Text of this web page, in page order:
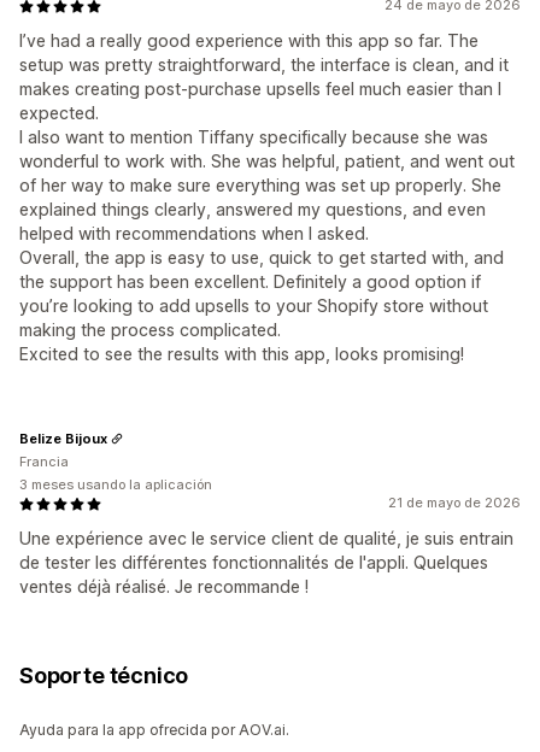
24 de mayo de 2026
I’ve had a really good experience with this app so far. The
setup was pretty straightforward, the interface is clean, and it
makes creating post-purchase upsells feel much easier than I
expected.
I also want to mention Tiffany specifically because she was
wonderful to work with. She was helpful, patient, and went out
of her way to make sure everything was set up properly. She
explained things clearly, answered my questions, and even
helped with recommendations when I asked.
Overall, the app is easy to use, quick to get started with, and
the support has been excellent. Definitely a good option if
you’re looking to add upsells to your Shopify store without
making the process complicated.
Excited to see the results with this app, looks promising!
21 de mayo de 2026
Une expérience avec le service client de qualité, je suis entrain
de tester les différentes fonctionnalités de l'appli. Quelques
ventes déjà réalisé. Je recommande !
Belize Bijoux
Francia
3 meses usando la aplicación
Soporte técnico
Ayuda para la app ofrecida por AOV.ai.